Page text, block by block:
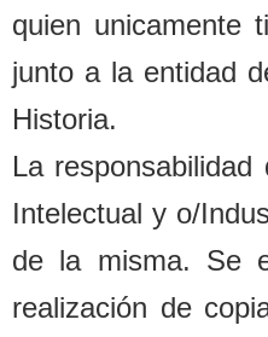
quien unicamente
junto a la entidad
Historia.
La responsabilidad
Intelectual y o/
de la misma. Se
realización de